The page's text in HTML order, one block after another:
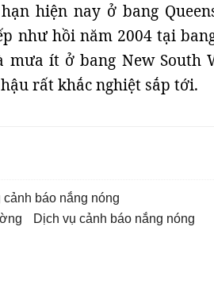
hiện nay ở bang
như hồi năm 2004 tại
ít ở bang New South
rất khắc nghiệt sắp tới.
cảnh báo nắng nóng
dịch vụ cảnh báo nắng nóng